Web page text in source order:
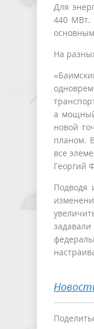
Для
440 МВт.
На
а
новой
планом.
все
Георгий
Подводя